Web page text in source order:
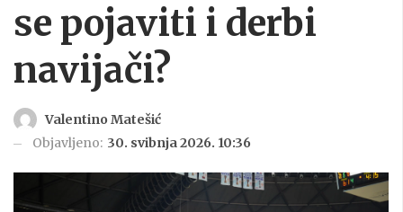
se pojaviti i derbi
navijači?
Valentino Matešić
Objavljeno: 30. svibnja 2026. 10:36